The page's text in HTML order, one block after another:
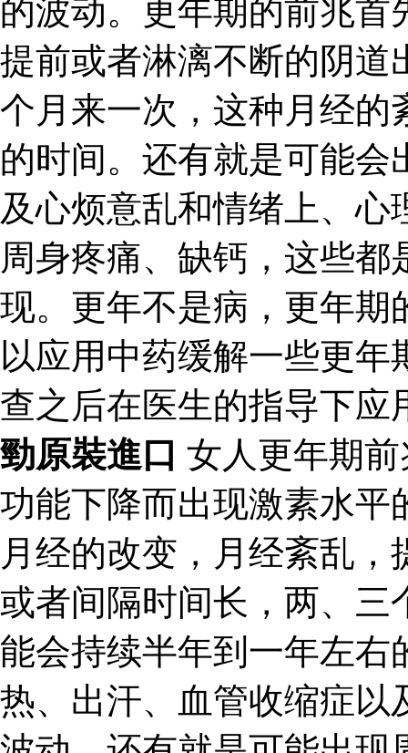
的波动。更年期的前兆
提前或者淋漓不断的阴道
个月来一次，这种月经的
的时间。还有就是可能
及心烦意乱和情绪上、
周身疼痛、缺钙，这些
现。更年不是病，更年期
以应用中药缓解一些更
查之后在医生的指导下
勁原裝進口 女人更年期
功能下降而出现激素水平
月经的改变，月经紊乱
或者间隔时间长，两、三
能会持续半年到一年左右
热、出汗、血管收缩症以